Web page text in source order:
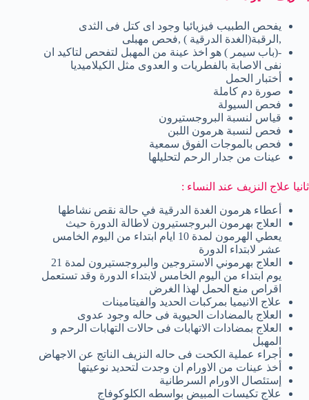
يفحص الطبيب فيزيائيا وجود اى كتل فى الثدى
,الرقبة(الغدة الدرقية ) ,فحص مهبلى
-(باب سيمر ) هو اخذ عينة من المهبل لتفحص لتاكيد ان
نفى الاصابة بالفطريات و العدوى مثل الكيلاميديا
أختبار الحمل
صورة دم كاملة
فحص السيولة
قياس لنسبة البروجستيرون
فحص لنسبة هرمون اللبن
فحص بالموجات الفوق سمعية
عينات من جدار الرحم لتحليلها
ثانيا علاج النزيف عند النساء :
أعطاء هرمون الغدة الدرقية في حالة نقص نشاطها
العلاج بهرمون البروجستيرون لاطالة الدورة حيث
يعطي الهرمون لمدة 10 ايام ابتداء من اليوم الخامس
عشر لابتداء الدورة
العلاج بهرموني الاستروجين والبروجستيرون لمدة 21
يوم ابتداء من اليوم الخامس لابتداء الدورة وقد تستعمل
اقراص منع الحمل لهذا الغرض
علاج الانيميا بمركبات الحديد والفيتامينات
العلاج بالمضادات الحيوية فى حاله وجود عدوى
العلاج بمضادات الاتهابات فى حالات التهابات الرحم و
المهبل
أجراء عملية الكحت فى حاله النزيف الناتج عن الاجهاض
أخذ عينات من الاورام ان وجدت لتحديد نوعيتها
إستئصال الاورام السرطانية
علاج تكيسات المبيض بواسطه الكلوكوفاج